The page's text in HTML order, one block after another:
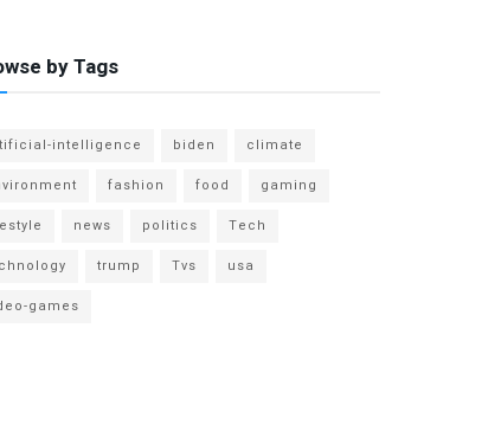
by Tags
intelligence biden
climate
fashion food
gaming
news politics
Tech
trump Tvs
usa
games